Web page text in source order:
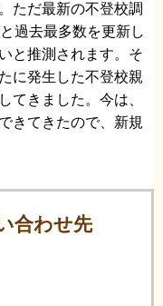
ただ最新の不登校調
過去最多数を更新し
と推測されます。そ
に発生した不登校親
てきました。今は、
きてきたので、新規
合わせ先